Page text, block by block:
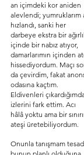
an içimdeki kor aniden
alevlendi; yumruklarım
hızlandı, sanki her
darbeye ekstra bir
içinde bir nabız atıyor,
damarlarımın içinden
hissediyordum. Maçı
da çevirdim, fakat
odasına kaçtım.
Eldivenleri
izlerini fark ettim. Acı
hâlâ yoktu ama bir
ateşi üretebiliyordum.
Onunla tanışmam